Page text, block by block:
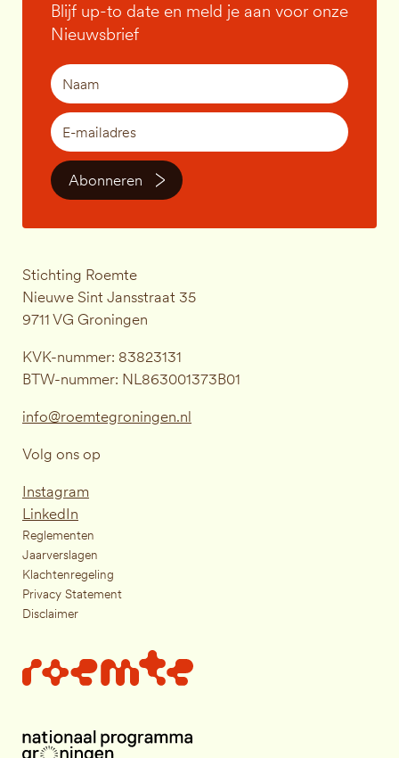
Blijf up-to date en meld je aan voor onze
Nieuwsbrief
Abonneren
Stichting Roemte
Nieuwe Sint Jansstraat 35
9711 VG Groningen
KVK-nummer: 83823131
BTW-nummer: NL863001373B01
info@roemtegroningen.nl
Volg ons op
Instagram
LinkedIn
Reglementen
Jaarverslagen
Klachtenregeling
Privacy Statement
Disclaimer